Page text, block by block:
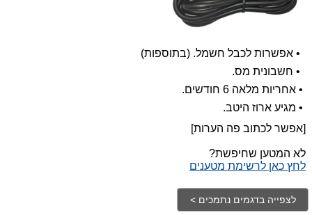
• אפשרות לכבל חשמל. (בתוספות)
• חשבונית מס.
• אחריות מלאה 6 חודשים.
• מגיע ארוז היטב.
[אפשר לכתוב פה הערות]
לא המטען שחיפשת?
לחץ כאן לרשימת מטענים